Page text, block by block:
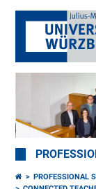
PROFESSIONAL